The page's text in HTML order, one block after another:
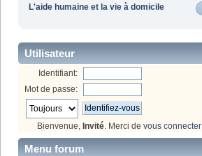
L'aide humaine et la vie à domicile
Utilisateur
Identifiant:
Mot de passe:
Bienvenue, Invité. Merci de vous connecter
Menu forum